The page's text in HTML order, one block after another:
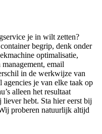
je in wilt zetten?
begrip, denk onder
optimalisatie,
email
in de werkwijze van
agencies je van elke taak op
alleen het resultaat
hebt. Sta hier eerst bij
proberen natuurlijk altijd